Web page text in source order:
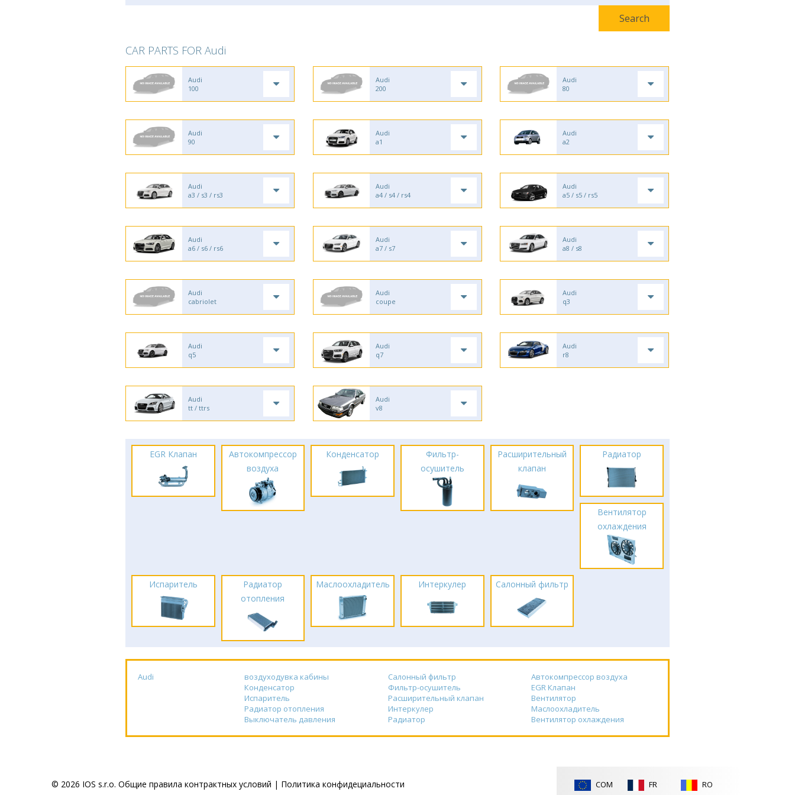
CAR PARTS FOR Audi
Audi
100
Audi
200
Audi
80
Audi
90
Audi
a1
Audi
a2
Audi
a3 / s3 / rs3
Audi
a4 / s4 / rs4
Audi
a5 / s5 / rs5
Audi
a6 / s6 / rs6
Audi
a7 / s7
Audi
a8 / s8
Audi
cabriolet
Audi
coupe
Audi
q3
Audi
q5
Audi
q7
Audi
r8
Audi
tt / ttrs
Audi
v8
EGR Клапан
Автокомпрессор
воздуха
Конденсатор
Фильтр-
осушитель
Расширительный
клапан
Радиатор
Вентилятор
охлаждения
Испаритель
Радиатор
отопления
Маслоохладитель Интеркулер Салонный фильтр
Audi воздуходувка кабины Салонный фильтр
Автокомпрессор воздуха
Конденсатор
Фильтр-осушитель
EGR Клапан
Испаритель
Расширительный клапан
Вентилятор
Радиатор отопления
Интеркулер
Маслоохладитель
Выключатель давления
Радиатор Вентилятор охлаждения
© 2026 IOS s.r.o. Общие правила контрактных условий | Политика конфидециальности COM FR RO